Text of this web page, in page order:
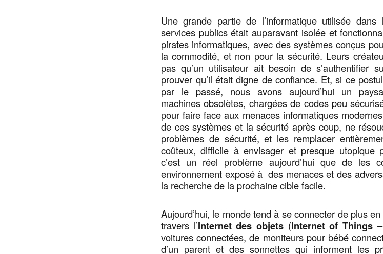
Une grande partie de l’informatique utilisée dans
services publics était auparavant isolée et
pirates informatiques, avec des systèmes conçus
la commodité, et non pour la sécurité. Leurs
pas qu’un utilisateur ait besoin de s’authentifier
prouver qu’il était digne de confiance. Et, si ce
par le passé, nous avons aujourd’hui un
machines obsolètes, chargées de codes peu
pour faire face aux menaces informatiques
de ces systèmes et la sécurité après coup, ne
problèmes de sécurité, et les remplacer
coûteux, difficile à envisager et presque utopique
c’est un réel problème aujourd’hui que de les
environnement exposé à des menaces et des
la recherche de la prochaine cible facile.
Aujourd’hui, le monde tend à se connecter de plus
travers l’Internet des objets (Internet of Things –
voitures connectées, de moniteurs pour bébé
d’un parent et des sonnettes qui informent les